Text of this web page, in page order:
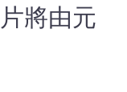
將由元